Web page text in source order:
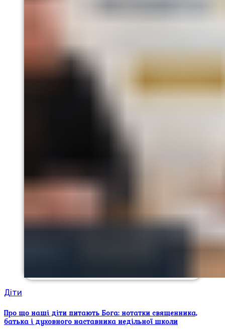
Діти
Про що наші діти питають Бога: нотатки священника,
батька і духовного наставника недільної школи